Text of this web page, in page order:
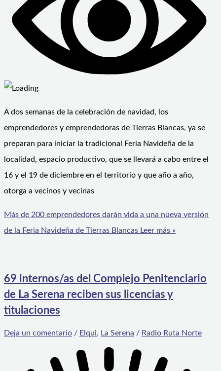
A dos semanas de la celebración de navidad, los
emprendedores y emprendedoras de Tierras Blancas, ya se
preparan para iniciar la tradicional Feria Navideña de la
localidad, espacio productivo, que se llevará a cabo entre el
16 y el 19 de diciembre en el territorio y que año a año,
otorga a vecinos y vecinas
Más de 200 emprendedores darán vida a una nueva versión
de la Feria Navideña de Tierras Blancas Leer más »
69 internos/as del Complejo Penitenciario
de La Serena reciben sus licencias y
titulaciones
Deja un comentario / Elqui, La Serena / Radio Ruta Norte